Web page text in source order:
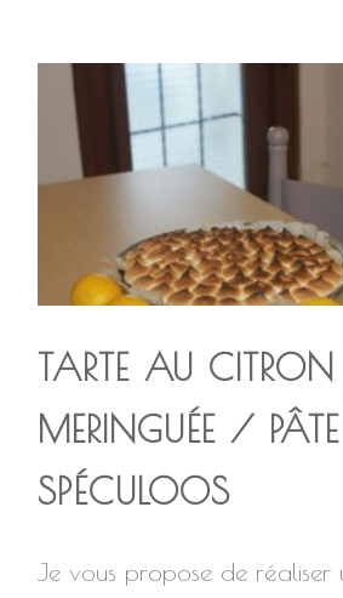
TARTE AU CITRON
MERINGUÉE /
SPÉCULOOS
Je vous propose de réaliser